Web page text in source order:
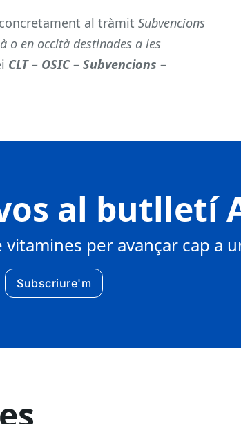
al tràmit Subvencions
o en occità destinades a les
CLT – OSIC – Subvencions –
al butlletí
per avançar cap a
Subscriure'm